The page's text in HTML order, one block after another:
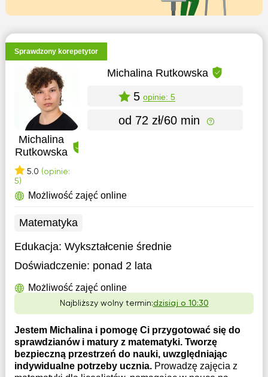
Sprawdzony korepetytor
Michalina
Rutkowska
5.0 (opinie:
5)
Michalina Rutkowska
5 opinie: 5
od 72 zł/60 min
Możliwość zajęć online
Matematyka
Edukacja: Wykształcenie średnie
Doświadczenie: ponad 2 lata
Możliwość zajęć online
Najbliższy wolny termin:dzisiaj o 10:30
Jestem Michalina i pomogę Ci przygotować się do
sprawdzianów i matury z matematyki. Tworzę
bezpieczną przestrzeń do nauki, uwzględniając
indywidualne potrzeby ucznia. Prowadzę zajęcia z